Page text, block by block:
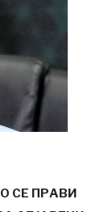
СЕ ПРАВИ